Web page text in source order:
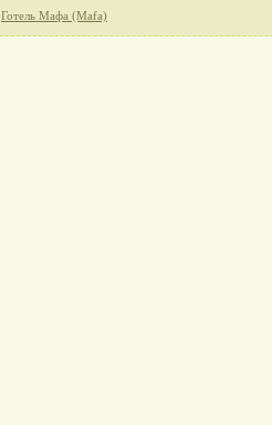
Готель Мафа (Mafa)